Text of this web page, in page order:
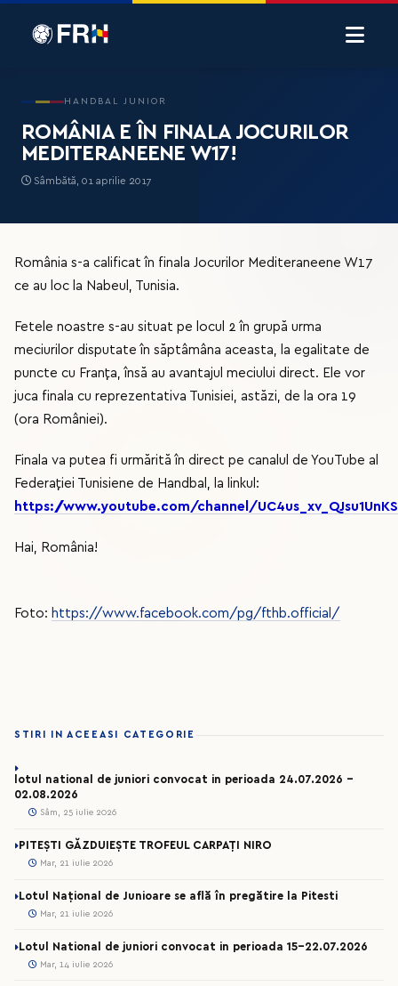
HANDBAL JUNIOR
ROMÂNIA E ÎN FINALA JOCURILOR
MEDITERANEENE W17!
Sâmbătă, 01 aprilie 2017
România s-a calificat în finala Jocurilor Mediteraneene W17
ce au loc la Nabeul, Tunisia.
Fetele noastre s-au situat pe locul 2 în grupă urma
meciurilor disputate în săptâmâna aceasta, la egalitate de
puncte cu Franța, însă au avantajul meciului direct. Ele vor
juca finala cu reprezentativa Tunisiei, astăzi, de la ora 19
(ora României).
Finala va putea fi urmărită în direct pe canalul de YouTube al
Federației Tunisiene de Handbal, la linkul:
https://www.youtube.com/channel/
Hai, România!
Foto: https://www.facebook.com/pg/fthb.official/
STIRI IN ACEEASI CATEGORIE
lotul national de juniori convocat in perioada 24.07.2026 –
02.08.2026
Sâm, 25 iulie 2026
PITEȘTI GĂZDUIEȘTE TROFEUL CARPAȚI NIRO
Mar, 21 iulie 2026
Lotul Național de Junioare se află în pregătire la Pitesti
Mar, 21 iulie 2026
Lotul National de juniori convocat in perioada 15-22.07.2026
Mar, 14 iulie 2026